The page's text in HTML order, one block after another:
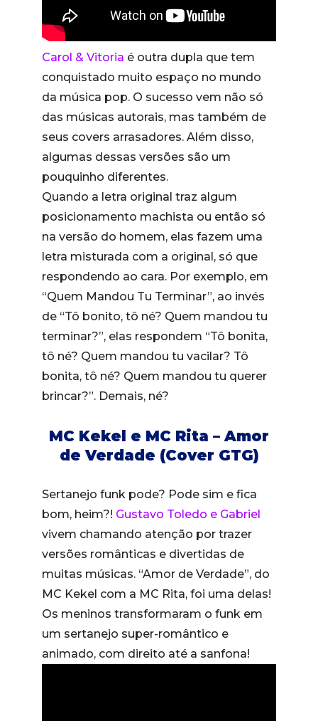
Carol & Vitoria é outra dupla que tem
conquistado muito espaço no mundo
da música pop. O sucesso vem não só
das músicas autorais, mas também de
seus covers arrasadores. Além disso,
algumas dessas versões são um
pouquinho diferentes.
Quando a letra original traz algum
posicionamento machista ou então só
na versão do homem, elas fazem uma
letra misturada com a original, só que
respondendo ao cara. Por exemplo, em
“Quem Mandou Tu Terminar”, ao invés
de “Tô bonito, tô né? Quem mandou tu
terminar?”, elas respondem “Tô bonita,
tô né? Quem mandou tu vacilar? Tô
bonita, tô né? Quem mandou tu querer
brincar?”. Demais, né?
MC Kekel e MC Rita – Amor
de Verdade (Cover GTG)
Sertanejo funk pode? Pode sim e fica
bom, heim?! Gustavo Toledo e Gabriel
vivem chamando atenção por trazer
versões românticas e divertidas de
muitas músicas. “Amor de Verdade”, do
MC Kekel com a MC Rita, foi uma delas!
Os meninos transformaram o funk em
um sertanejo super-romântico e
animado, com direito até a sanfona!